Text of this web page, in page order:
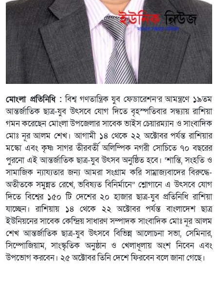
মোংলা প্রতিনিধি : বিশ্ব গণতান্ত্রিক যুব ফেডারেশন’র আমন্ত্রণে ১৯তম
আন্তর্জাতিক ছাত্র-যুব উৎসবে যোগ দিতে বৃহস্পতিবার সন্ধ্যায় রাশিয়া
গমন করেছেন মোংলা উপজেলার সাবেক ভাইস চেয়ারম্যান ও সাংবাদিক
মোঃ নূর আলম শেখ। আগামী ১৪ থেকে ২২ অক্টোবর পর্যন্ত রাশিয়ার
মস্কো এবং কৃষ্ণ সাগর তীরবর্তী অলিম্পিক নগরী সোচিতে ৭০ বছরের
পুরনো এই আন্তর্জাতিক ছাত্র-যুব উৎসব অনুষ্ঠিত হবে। ‘শান্তি, সংহতি ও
সামাজিক ন্যায্যতার জন্য আমরা সংগ্রাম করি সাম্রাজ্যবাদের বিরুদ্ধে-
অতীতকে সমুন্নত রেখে, ভবিষ্যত বিনির্মানে” শ্লোগানে এ উৎসবে যোগ
দিতে বিশ্বের ১৫০ টি দেশের ২০ হাজার ছাত্র-যুব প্রতিনিধি রাশিয়া
যাচ্ছেন। রাশিয়ায় ১৪ থেকে ২২ অক্টোবর পর্যন্ত বাংলাদেশ ছাত্র
ইউনিয়নের সাবেক কেন্দ্রিয় সাধারণ সম্পাদক সাংবাদিক মোঃ নূর আলম
শেখ আন্তর্জাতিক ছাত্র-যুব উৎসবে বিভিন্ন আলোচনা সভা, সেমিনার,
সিম্পোজিয়াম, সাংস্কৃতিক অনুষ্ঠান ও খেলাধূলায় অংশ নিবেন এবং
উপভোগ করবেন। ২৫ অক্টোবর তিনি দেশে ফিরবেন বলে জানা গেছে।